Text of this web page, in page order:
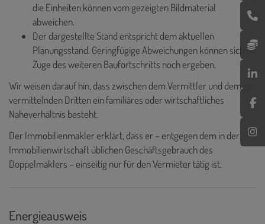
die Einheiten können vom gezeigten Bildmaterial
abweichen.
Der dargestellte Stand entspricht dem aktuellen
Planungsstand. Geringfügige Abweichungen können sich im
Zuge des weiteren Baufortschritts noch ergeben.
Wir weisen darauf hin, dass zwischen dem Vermittler und dem zu
vermittelnden Dritten ein familiäres oder wirtschaftliches
Naheverhältnis besteht.
Der Immobilienmakler erklärt, dass er – entgegen dem in der
Immobilienwirtschaft üblichen Geschäftsgebrauch des
Doppelmaklers – einseitig nur für den Vermieter tätig ist.
Energieausweis